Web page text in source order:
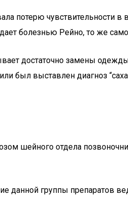
потерю чувствительности
болезнью Рейно, то же
достаточно замены
выставлен диагноз
шейного отдела
группы препаратов